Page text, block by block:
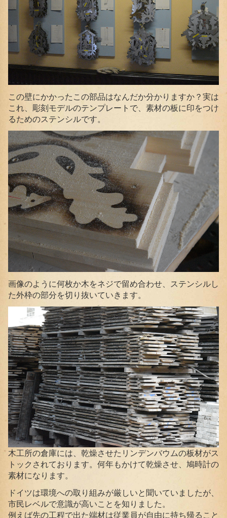
この壁にかかったこの部品はなんだか分かりますか？実は
これ、彫刻モデルのテンプレートで、素材の板に印をつけ
るためのステンシルです。
画像のように何枚か木をネジで留め合わせ、ステンシルし
た外枠の部分を切り抜いていきます。
木工所の倉庫には、乾燥させたリンデンバウムの板材がス
トックされております。何年もかけて乾燥させ、鳩時計の
素材になります。
ドイツは環境への取り組みが厳しいと聞いていましたが、
市民レベルで意識が高いことを知りました。
例えば先の工程で出た端材は従業員が自由に持ち帰ること